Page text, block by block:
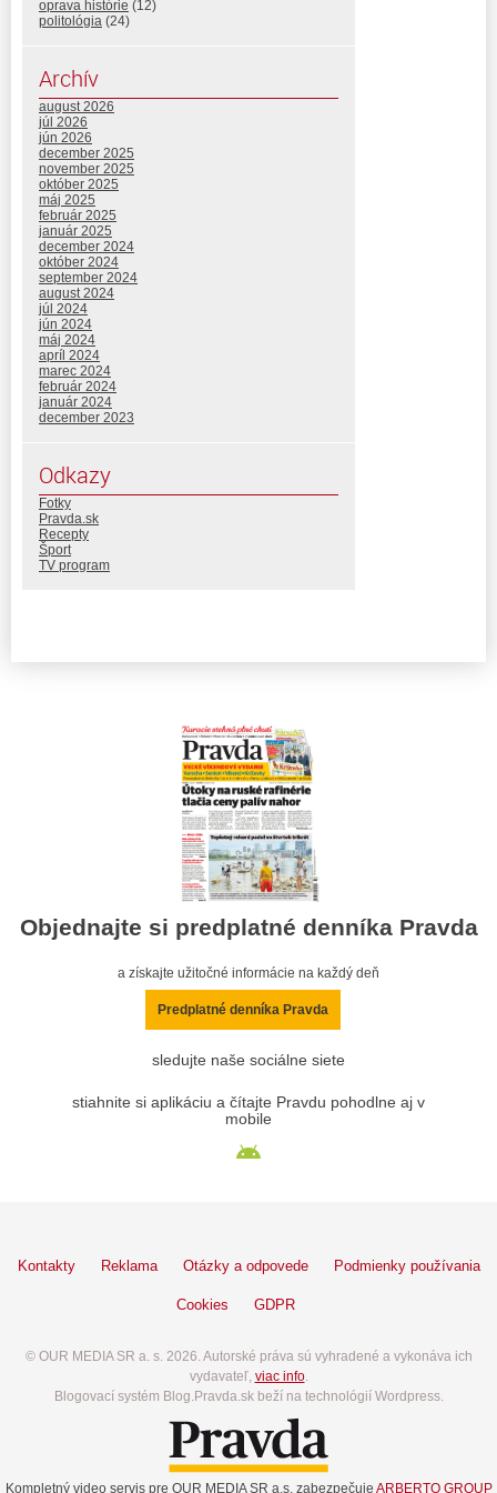
oprava histórie (12)
politológia (24)
Archív
august 2026
júl 2026
jún 2026
december 2025
november 2025
október 2025
máj 2025
február 2025
január 2025
december 2024
október 2024
september 2024
august 2024
júl 2024
jún 2024
máj 2024
apríl 2024
marec 2024
február 2024
január 2024
december 2023
Odkazy
Fotky
Pravda.sk
Recepty
Šport
TV program
Objednajte si predplatné denníka Pravda
a získajte užitočné informácie na každý deň
Predplatné denníka Pravda
sledujte naše sociálne siete
stiahnite si aplikáciu a čítajte Pravdu pohodlne aj v
mobile
Kontakty Reklama Otázky a odpovede Podmienky používania
Cookies GDPR
© OUR MEDIA SR a. s. 2026. Autorské práva sú vyhradené a vykonáva ich
vydavateľ, viac info.
Blogovací systém Blog.Pravda.sk beží na technológií Wordpress.
Kompletný video servis pre OUR MEDIA SR a.s. zabezpečuje ARBERTO GROUP